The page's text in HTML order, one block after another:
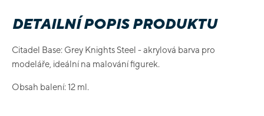
DETAILNÍ POPIS PRODUKTU
Citadel Base: Grey Knights Steel - akrylová barva pro
modeláře, ideální na malování figurek.
Obsah balení: 12 ml.